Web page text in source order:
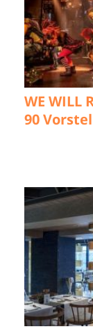
WE WILL
90